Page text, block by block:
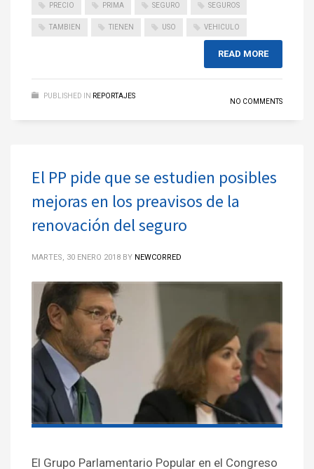
PRECIO PRIMA SEGURO SEGUROS
TAMBIEN TIENEN USO VEHICULO
READ MORE
PUBLISHED IN REPORTAJES
NO COMMENTS
El PP pide que se estudien posibles
mejoras en los preavisos de la
renovación del seguro
MARTES, 30 ENERO 2018 BY NEWCORRED
El Grupo Parlamentario Popular en el Congreso